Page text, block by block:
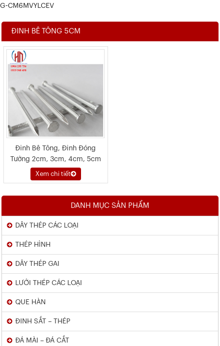
G-CM6MVYLCEV
ĐINH BÊ TÔNG 5CM
Đinh Bê Tông, Đinh Đóng
Tường 2cm, 3cm, 4cm, 5cm
Xem chi tiết
DANH MỤC SẢN PHẨM
DÂY THÉP CÁC LOẠI
THÉP HÌNH
DÂY THÉP GAI
LƯỚI THÉP CÁC LOẠI
QUE HÀN
ĐINH SẮT – THÉP
ĐÁ MÀI – ĐÁ CẮT